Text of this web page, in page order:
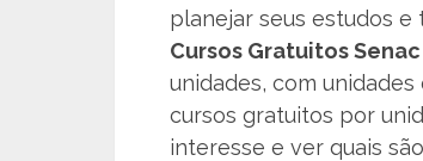
planejar seus estudos
Cursos Gratuitos Senac
unidades, com
cursos gratuitos por
interesse e ver quais